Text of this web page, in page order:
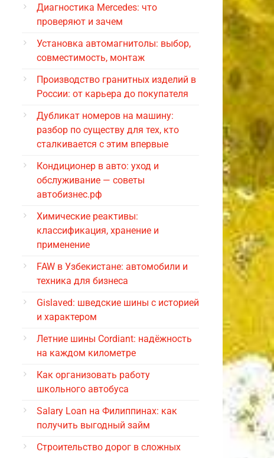
Диагностика Mercedes: что
проверяют и зачем
Установка автомагнитолы: выбор,
совместимость, монтаж
Производство гранитных изделий в
России: от карьера до покупателя
Дубликат номеров на машину:
разбор по существу для тех, кто
сталкивается с этим впервые
Кондиционер в авто: уход и
обслуживание — советы
автобизнес.рф
Химические реактивы:
классификация, хранение и
применение
FAW в Узбекистане: автомобили и
техника для бизнеса
Gislaved: шведские шины с историей
и характером
Летние шины Cordiant: надёжность
на каждом километре
Как организовать работу
школьного автобуса
Salary Loan на Филиппинах: как
получить выгодный займ
Строительство дорог в сложных